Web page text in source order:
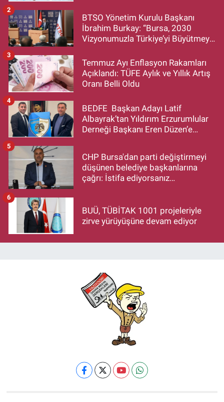
BTSO Yönetim Kurulu Başkanı
İbrahim Burkay: “Bursa, 2030
Vizyonumuzla Türkiye’yi Büyütmeye
2
Temmuz Ayı Enflasyon Rakamları
Açıklandı: TÜFE Aylık ve Yıllık Artış
Oranı Belli Oldu
3
BEDFE Başkan Adayı Latif
Albayrak’tan Yıldırım Erzurumlular
Derneği Başkanı Eren Düzen’e
4
CHP Bursa'dan parti değiştirmeyi
düşünen belediye başkanlarına
çağrı: İstifa ediyorsanız
5
BUÜ, TÜBİTAK 1001 projeleriyle
zirve yürüyüşüne devam ediyor
6